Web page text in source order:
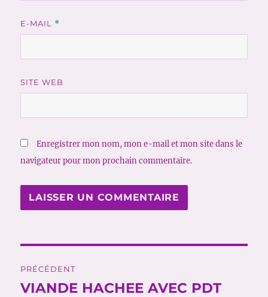
E-MAIL *
SITE WEB
Enregistrer mon nom, mon e-mail et mon site dans le
navigateur pour mon prochain commentaire.
de
PRÉCÉDENT
Publication
VIANDE HACHEE AVEC PDT